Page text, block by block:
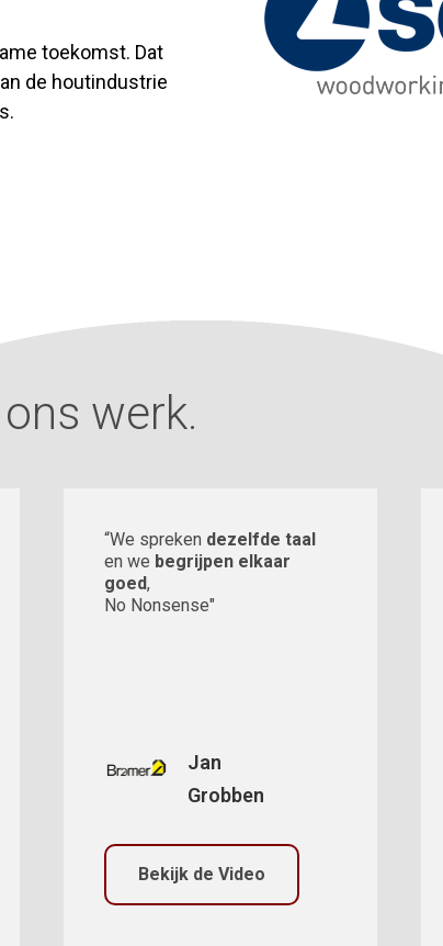
toekomst. Dat
de houtindustrie
werk.
“We spreken dezelfde taal
en we begrijpen elkaar
goed,
No Nonsense"
Jan
Grobben
Bekijk de Video